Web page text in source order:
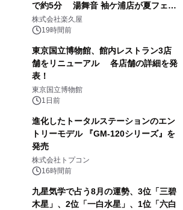
で約5分 湯舞音 袖ケ浦店が夏フェア
メニューを提供
株式会社楽久屋
19時間前
東京国立博物館、館内レストラン3店
舗をリニューアル 各店舗の詳細を発
表！
東京国立博物館
1日前
進化したトータルステーションのエン
トリーモデル 『GM-120シリーズ』を
発売
株式会社トプコン
16時間前
九星気学で占う8月の運勢、3位「三碧
木星」、2位「一白水星」、1位「六白